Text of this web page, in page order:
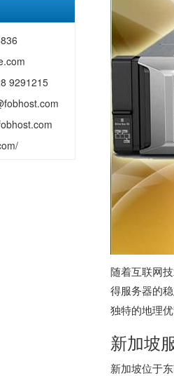
9291215
随着互联网
得服务器的
独特的地理
新加坡
新加坡位于